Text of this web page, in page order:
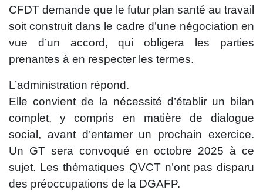
CFDT demande que le futur plan santé au travail
soit construit dans le cadre d’une négociation en
vue d’un accord, qui obligera les parties
prenantes à en respecter les termes.
L’administration répond.
Elle convient de la nécessité d’établir un bilan
complet, y compris en matière de dialogue
social, avant d’entamer un prochain exercice.
Un GT sera convoqué en octobre 2025 à ce
sujet. Les thématiques QVCT n’ont pas disparu
des préoccupations de la DGAFP.